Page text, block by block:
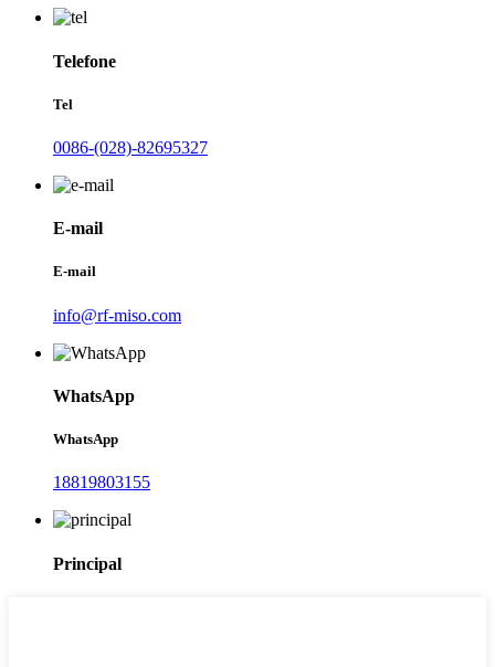
Telefone
Tel
0086-(028)-82695327
E-mail
E-mail
info@rf-miso.com
WhatsApp
WhatsApp
18819803155
Principal